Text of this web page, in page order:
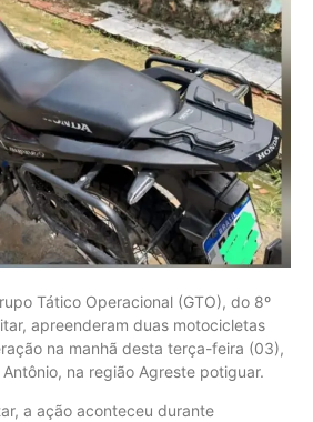
Tático Operacional (GTO), do 8º
apreenderam duas motocicletas
na manhã desta terça-feira (03),
na região Agreste potiguar.
a ação aconteceu durante